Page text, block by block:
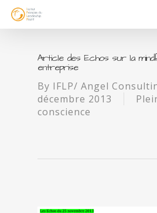
Article des Echos sur la
entreprise
By IFLP/ Angel
décembre 2013
conscience